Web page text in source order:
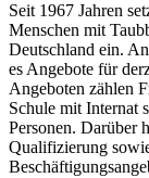
Seit 1967 Jahren
Menschen mit
Deutschland ein.
es Angebote für
Angeboten zählen
Schule mit Internat
Personen. Darüber
Qualifizierung